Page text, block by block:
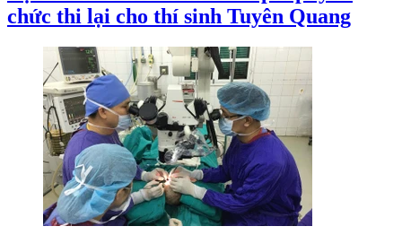
chức thi lại cho thí sinh Tuyên Quang